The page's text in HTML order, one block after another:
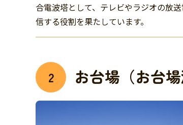
合電波塔として、テレビやラジオの放
信する役割を果たしています。
2 お台場（お台